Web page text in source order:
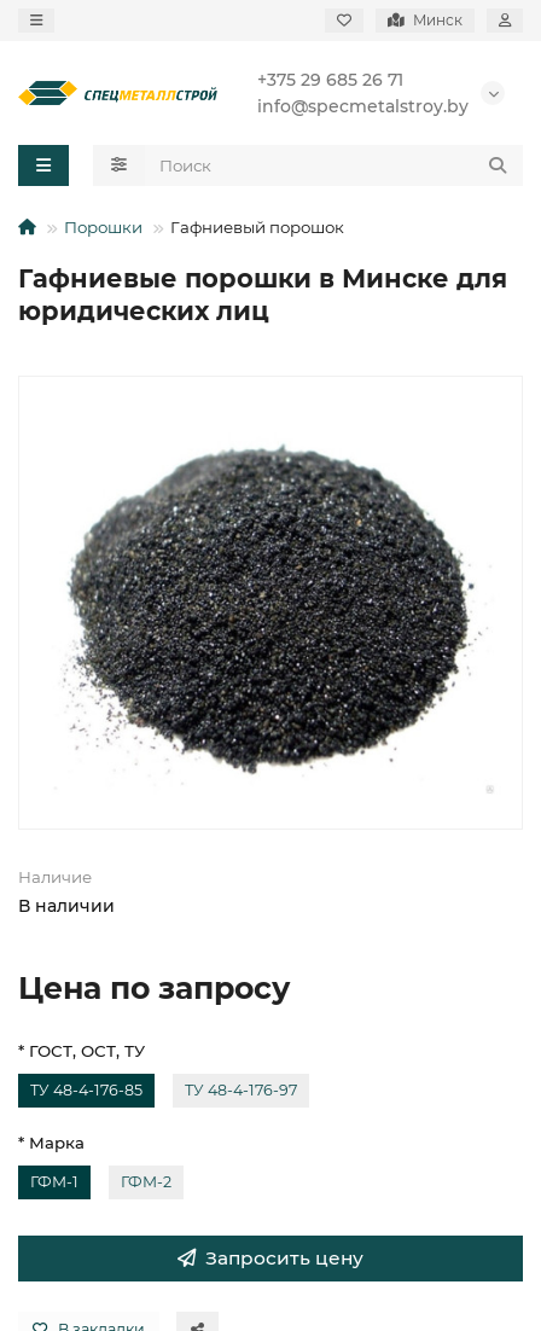
Минск
+375 29 685 26 71
info@specmetalstroy.by
Порошки Гафниевый порошок
Гафниевые порошки в Минске для
юридических лиц
Наличие
В наличии
Цена по запросу
* ГОСТ, ОСТ, ТУ
ТУ 48-4-176-85 ТУ 48-4-176-97
* Марка
ГФМ-1 ГФМ-2
Запросить цену